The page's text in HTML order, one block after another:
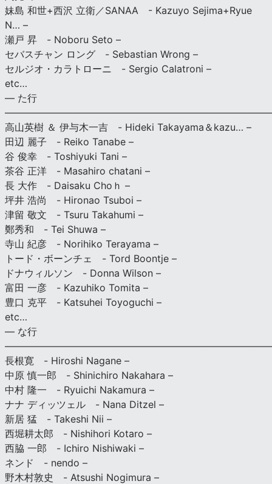
妹島 和世+西沢 立衛／SANAA - Kazuyo Sejima+Ryue
N… –
瀬戸 昇 - Noboru Seto –
セバスチャン ロング - Sebastian Wrong –
セルジオ・カラトローニ - Sergio Calatroni –
etc…
— た行
高山英樹 ＆ 伊与木一吉 - Hideki Takayama＆kazu… –
田辺 麗子 - Reiko Tanabe –
谷 俊幸 - Toshiyuki Tani –
茶谷 正洋 - Masahiro chatani –
長 大作 - Daisaku Choｈ –
坪井 浩尚 - Hironao Tsuboi –
津留 敬文 - Tsuru Takahumi –
鄭秀和 - Tei Shuwa –
寺山 紀彦 - Norihiko Terayama –
トード・ボーンチェ - Tord Boontje –
ドナウィルソン - Donna Wilson –
富田 一彦 - Kazuhiko Tomita –
豊口 克平 - Katsuhei Toyoguchi –
etc…
— な行
長根寛 - Hiroshi Nagane –
中原 慎一郎 - Shinichiro Nakahara –
中村 隆一 - Ryuichi Nakamura –
ナナ ディッツェル - Nana Ditzel –
新居 猛 - Takeshi Nii –
西堀耕太郎 - Nishihori Kotaro –
西脇 一郎 - Ichiro Nishiwaki –
ネンド - nendo –
野木村敦史 - Atsushi Nogimura –